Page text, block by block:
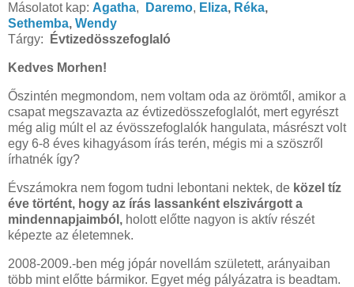
Másolatot kap: Agatha, Daremo, Eliza, Réka,
Sethemba, Wendy
Tárgy:
Évtizedösszefoglaló
Kedves Morhen!
Őszintén megmondom, nem voltam oda az örömtől, amikor a
csapat megszavazta az évtizedösszefoglalót, mert egyrészt
még alig múlt el az évösszefoglalók hangulata, másrészt volt
egy 6-8 éves kihagyásom írás terén, mégis mi a szöszről
írhatnék így?
Évszámokra nem fogom tudni lebontani nektek, de közel tíz
éve történt, hogy az írás lassanként elszivárgott a
mindennapjaimból, holott előtte nagyon is aktív részét
képezte az életemnek.
2008-2009.-ben még jópár novellám született, arányaiban
több mint előtte bármikor. Egyet még pályázatra is beadtam.